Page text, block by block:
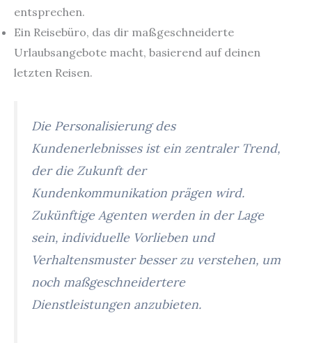
entsprechen.
Ein Reisebüro, das dir maßgeschneiderte
Urlaubsangebote macht, basierend auf deinen
letzten Reisen.
Die Personalisierung des
Kundenerlebnisses ist ein zentraler Trend,
der die Zukunft der
Kundenkommunikation prägen wird.
Zukünftige Agenten werden in der Lage
sein, individuelle Vorlieben und
Verhaltensmuster besser zu verstehen, um
noch maßgeschneidertere
Dienstleistungen anzubieten.